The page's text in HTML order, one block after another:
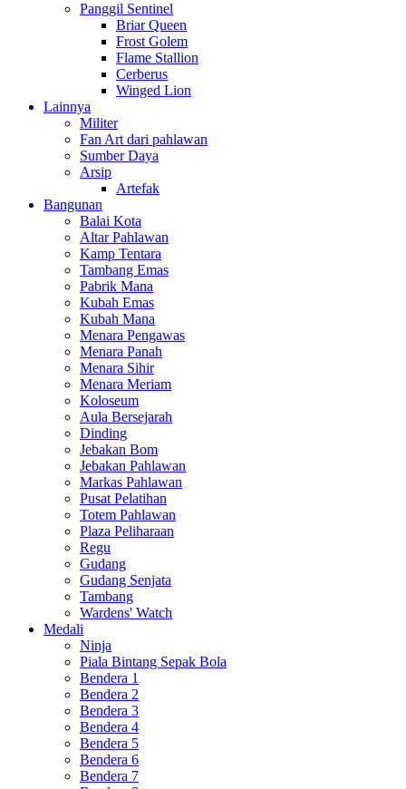
Panggil Sentinel
Briar Queen
Frost Golem
Flame Stallion
Cerberus
Winged Lion
Lainnya
Militer
Fan Art dari pahlawan
Sumber Daya
Arsip
Artefak
Bangunan
Balai Kota
Altar Pahlawan
Kamp Tentara
Tambang Emas
Pabrik Mana
Kubah Emas
Kubah Mana
Menara Pengawas
Menara Panah
Menara Sihir
Menara Meriam
Koloseum
Aula Bersejarah
Dinding
Jebakan Bom
Jebakan Pahlawan
Markas Pahlawan
Pusat Pelatihan
Totem Pahlawan
Plaza Peliharaan
Regu
Gudang
Gudang Senjata
Tambang
Wardens' Watch
Medali
Ninja
Piala Bintang Sepak Bola
Bendera 1
Bendera 2
Bendera 3
Bendera 4
Bendera 5
Bendera 6
Bendera 7